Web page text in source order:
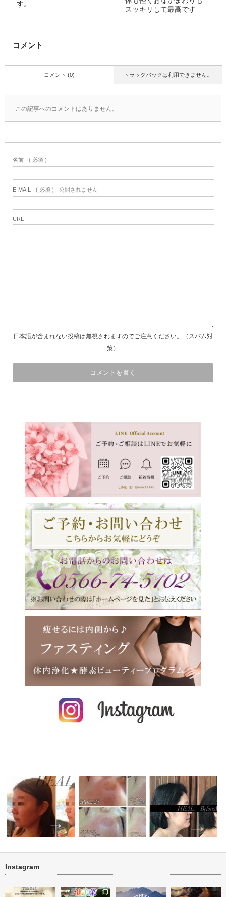
す。
スッキリして最高です
コメント
トラックバックは利用できません。
コメント (0)
この記事へのコメントはありません。
名前 ( 必須 )
E-MAIL ( 必須 ) - 公開されません -
URL
日本語が含まれない投稿は無視されますのでご注意ください。（スパム対
策）
小顔ケア 顔筋リフトトリートお悩みNO1 シミ 肌再生プロハーブトリートメント１
Instagram